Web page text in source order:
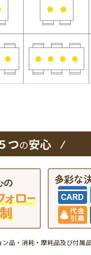
つの安心
・消耗・摩耗品及び付属